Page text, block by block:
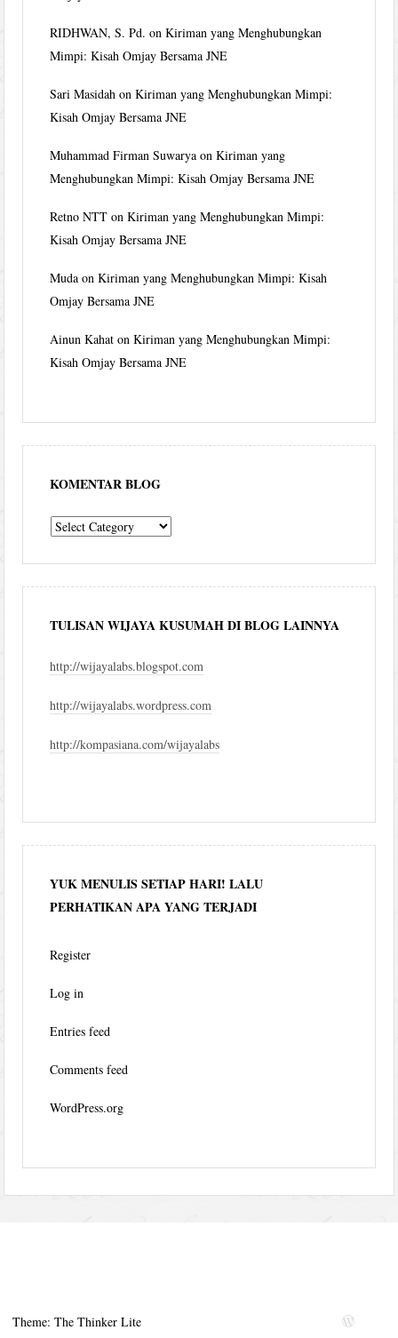
RIDHWAN, S. Pd. onKiriman yang Menghubungkan
Mimpi: Kisah Omjay Bersama JNE
Sari Masidah onKiriman yang Menghubungkan Mimpi:
Kisah Omjay Bersama JNE
Muhammad Firman Suwarya onKiriman yang
Menghubungkan Mimpi: Kisah Omjay Bersama JNE
Retno NTT onKiriman yang Menghubungkan Mimpi:
Kisah Omjay Bersama JNE
Muda onKiriman yang Menghubungkan Mimpi: Kisah
Omjay Bersama JNE
Ainun Kahat onKiriman yang Menghubungkan Mimpi:
Kisah Omjay Bersama JNE
KOMENTAR BLOG
komentar
TULISAN WIJAYA KUSUMAH DI BLOG LAINNYA
http://wijayalabs.blogspot.com
http://wijayalabs.wordpress.com
http://kompasiana.com/wijayalabs
YUK MENULIS SETIAP HARI! LALU
PERHATIKAN APA YANG TERJADI
Register
Log in
Entries feed
Comments feed
WordPress.org
Theme: The Thinker Lite